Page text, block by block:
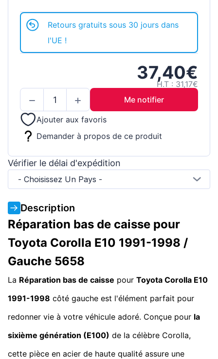
Retours gratuits sous 30 jours dans
l'UE !
37,40€
H.T : 31,17€
Me notifier
Ajouter aux favoris
Demander à propos de ce produit
Vérifier le délai d'expédition
- Choisissez Un Pays -
Description
Réparation bas de caisse pour
Toyota Corolla E10 1991-1998 /
Gauche 5658
La Réparation bas de caisse pour Toyota Corolla E10
1991-1998 côté gauche est l'élément parfait pour
redonner vie à votre véhicule adoré. Conçue pour la
sixième génération (E100) de la célèbre Corolla,
cette pièce en acier de haute qualité assure une